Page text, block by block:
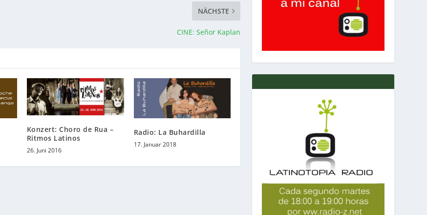
NÄCHSTE
CINE: Señor Kaplan
Konzert: Choro de Rua –
Ritmos Latinos
26. Juni 2016
Radio: La Buhardilla
17. Januar 2018